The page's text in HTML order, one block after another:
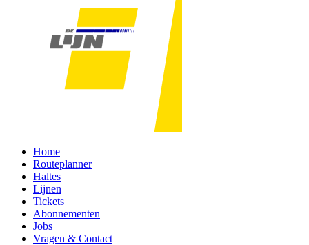
Home
Routeplanner
Haltes
Lijnen
Tickets
Abonnementen
Jobs
Vragen & Contact